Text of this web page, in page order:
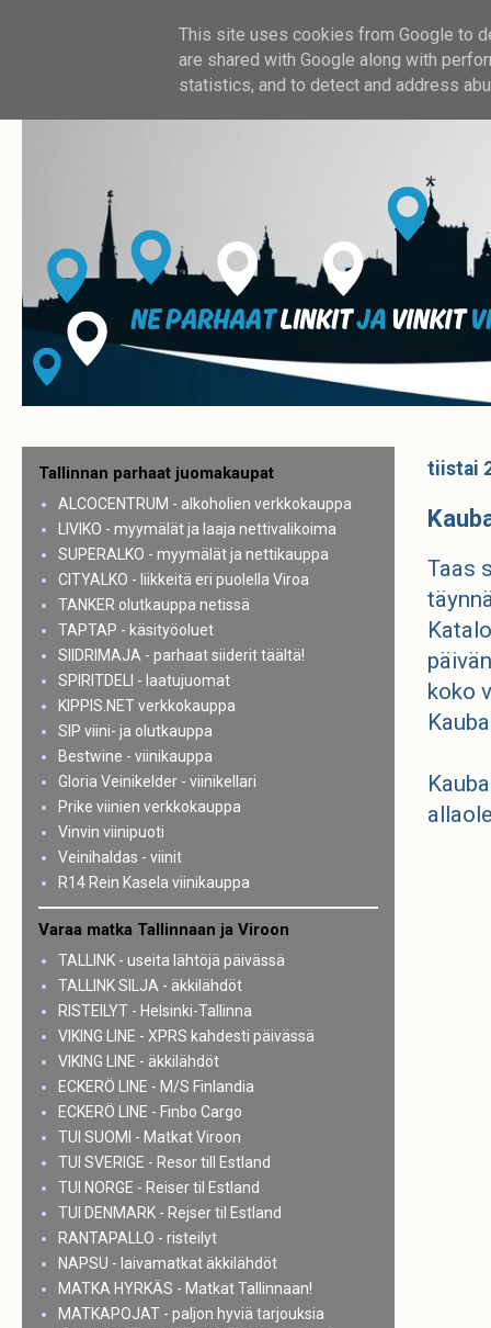
tiistai
Taas
koko
Tallinnan parhaat juomakaupat
ALCOCENTRUM - alkoholien verkkokauppa
LIVIKO - myymälät ja laaja nettivalikoima
SUPERALKO - myymälät ja nettikauppa
CITYALKO - liikkeitä eri puolella Viroa
TANKER olutkauppa netissä
TAPTAP - käsityöoluet
SIIDRIMAJA - parhaat siiderit täältä!
SPIRITDELI - laatujuomat
KIPPIS.NET verkkokauppa
SIP viini- ja olutkauppa
Bestwine - viinikauppa
Gloria Veinikelder - viinikellari
Prike viinien verkkokauppa
Vinvin viinipuoti
Veinihaldas - viinit
R14 Rein Kasela viinikauppa
Varaa matka Tallinnaan ja Viroon
TALLINK - useita lähtöjä päivässä
TALLINK SILJA - äkkilähdöt
RISTEILYT - Helsinki-Tallinna
VIKING LINE - XPRS kahdesti päivässä
VIKING LINE - äkkilähdöt
ECKERÖ LINE - M/S Finlandia
ECKERÖ LINE - Finbo Cargo
TUI SUOMI - Matkat Viroon
TUI SVERIGE - Resor till Estland
TUI NORGE - Reiser til Estland
TUI DENMARK - Rejser til Estland
RANTAPALLO - risteilyt
NAPSU - laivamatkat äkkilähdöt
MATKA HYRKÄS - Matkat Tallinnaan!
MATKAPOJAT - paljon hyviä tarjouksia
This site uses cookies from Google to
are shared with Google along with
statistics, and to detect and address